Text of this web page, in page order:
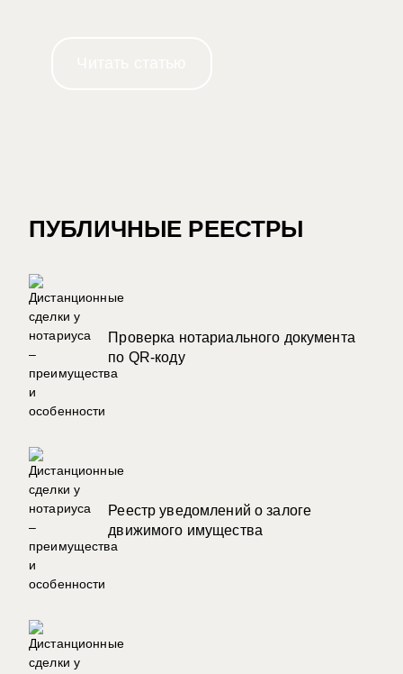
ПУБЛИЧНЫЕ РЕЕСТРЫ
Проверка нотариального документа
по QR-коду
Реестр уведомлений о залоге
движимого имущества